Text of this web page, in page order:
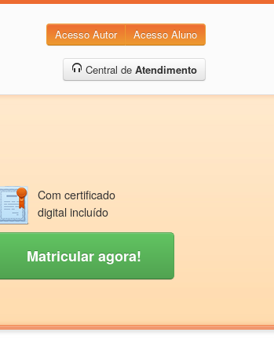
Acesso Autor Acesso Aluno
Central de Atendimento
Com certificado
digital incluído
Matricular agora!